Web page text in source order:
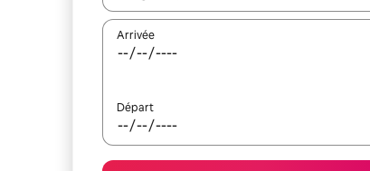
Arrivée
Départ